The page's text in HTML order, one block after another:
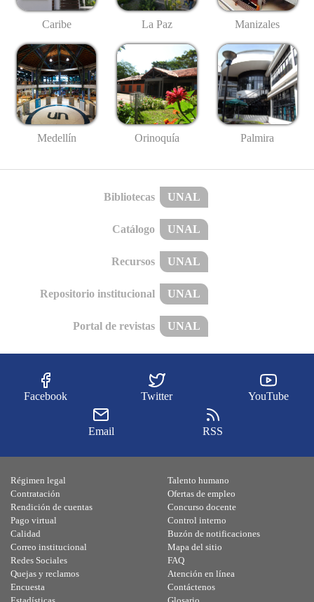
Caribe La Paz Manizales
Medellín Orinoquía Palmira
Bibliotecas UNAL
Catálogo UNAL
Recursos UNAL
Repositorio institucional UNAL
Portal de revistas UNAL
Facebook Twitter YouTube
Email RSS
Régimen legal
Contratación
Rendición de cuentas
Pago virtual
Calidad
Talento humano
Ofertas de empleo
Concurso docente
Control interno
Buzón de notificaciones
Correo institucional
Redes Sociales
Quejas y reclamos
Encuesta
Mapa del sitio
FAQ
Atención en línea
Contáctenos